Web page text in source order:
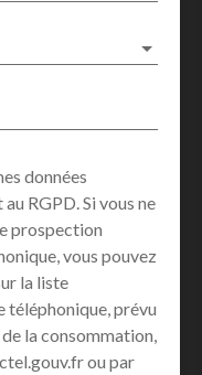
données
RGPD. Si vous ne
prospection
vous pouvez
la liste
téléphonique, prévu
la consommation,
ou par